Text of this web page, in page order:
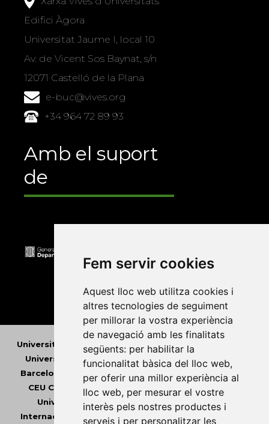
Fem servir cookies
Aquest lloc web utilitza cookies i
altres tecnologies de seguiment
per millorar la vostra experiència
de navegació amb les finalitats
següents: per habilitar la
funcionalitat bàsica del lloc web,
per oferir una millor experiència al
lloc web, per mesurar el vostre
interès pels nostres productes i
serveis i per personalitzar les
Edifici Àgora
Universitat Jaume I, local 10
Av. de Vicent Sos Baynat, s/n
12071 Castelló de la Plana
e-buc@vives.org
+34 964 72 89 93
Amb el suport
de
Universitat Abat Oliba CEU •Universitat d'Alacant
Universitat d'Andorra
•
Universitat Autònoma de
Barcelona
Universitat de Barcelona
Universitat
CEU Cardenal Herrera
Universitat de Girona
Universitat de les Illes Balears
Universitat
Internacional de Catalunya
Universitat Jaume I